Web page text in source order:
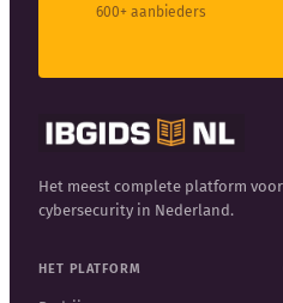
600+ aanbieders
Het meest complete platform voor
cybersecurity in Nederland.
HET PLATFORM